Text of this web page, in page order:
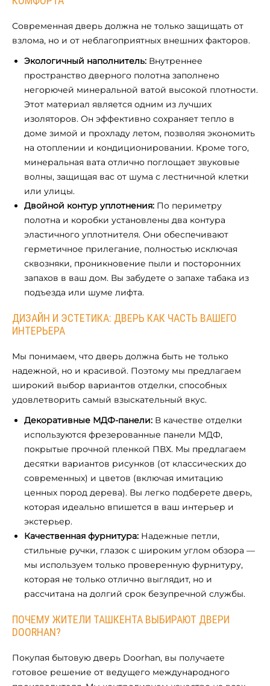
Современная дверь должна не только защищать от
взлома, но и от неблагоприятных внешних факторов.
Экологичный наполнитель: Внутреннее
пространство дверного полотна заполнено
негорючей минеральной ватой высокой плотности.
Этот материал является одним из лучших
изоляторов. Он эффективно сохраняет тепло в
доме зимой и прохладу летом, позволяя экономить
на отоплении и кондиционировании. Кроме того,
минеральная вата отлично поглощает звуковые
волны, защищая вас от шума с лестничной клетки
или улицы.
Двойной контур уплотнения: По периметру
полотна и коробки установлены два контура
эластичного уплотнителя. Они обеспечивают
герметичное прилегание, полностью исключая
сквозняки, проникновение пыли и посторонних
запахов в ваш дом. Вы забудете о запахе табака из
подъезда или шуме лифта.
ДИЗАЙН И ЭСТЕТИКА: ДВЕРЬ КАК ЧАСТЬ ВАШЕГО
ИНТЕРЬЕРА
Мы понимаем, что дверь должна быть не только
надежной, но и красивой. Поэтому мы предлагаем
широкий выбор вариантов отделки, способных
удовлетворить самый взыскательный вкус.
Декоративные МДФ-панели: В качестве отделки
используются фрезерованные панели МДФ,
покрытые прочной пленкой ПВХ. Мы предлагаем
десятки вариантов рисунков (от классических до
современных) и цветов (включая имитацию
ценных пород дерева). Вы легко подберете дверь,
которая идеально впишется в ваш интерьер и
экстерьер.
Качественная фурнитура: Надежные петли,
стильные ручки, глазок с широким углом обзора —
мы используем только проверенную фурнитуру,
которая не только отлично выглядит, но и
рассчитана на долгий срок безупречной службы.
ПОЧЕМУ ЖИТЕЛИ ТАШКЕНТА ВЫБИРАЮТ ДВЕРИ
DOORHAN?
Покупая бытовую дверь Doorhan, вы получаете
готовое решение от ведущего международного